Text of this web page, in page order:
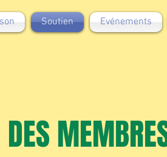
Soutien Evénements
DES